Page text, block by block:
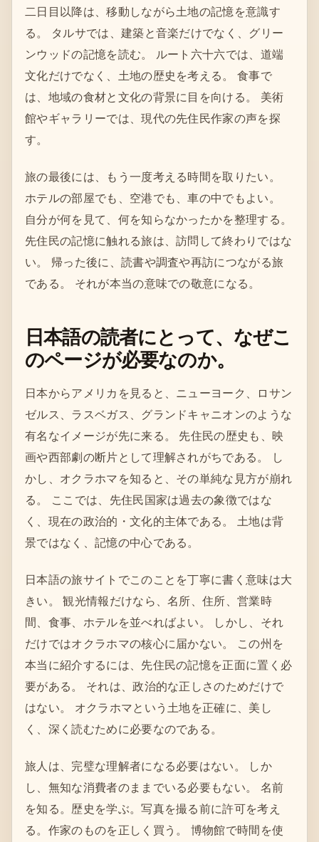
二日目以降は、移動しながら土地の記憶を意識す
る。 タルサでは、建築と音楽だけでなく、グリー
ンウッドの記憶を読む。 ルート六十六では、道端
文化だけでなく、土地の歴史を考える。 食事で
は、地域の食材と文化の背景に目を向ける。 美術
館やギャラリーでは、現代の先住民作家の声を探
す。
旅の最後には、もう一度考える時間を取りたい。
ホテルの部屋でも、空港でも、車の中でもよい。
自分が何を見て、何を知らなかったかを整理する。
先住民の記憶に触れる旅は、訪問して終わりではな
い。 帰った後に、読書や調査や再訪につながる旅
である。 それが本当の意味での敬意になる。
日本語の読者にとって、なぜこ
のページが必要なのか。
日本からアメリカを見ると、ニューヨーク、ロサン
ゼルス、ラスベガス、グランドキャニオンのような
有名なイメージが先に来る。 先住民の歴史も、映
画や西部劇の断片として理解されがちである。 し
かし、オクラホマを知ると、その単純な見方が崩れ
る。 ここでは、先住民国家は過去の象徴ではな
く、現在の政治的・文化的主体である。 土地は背
景ではなく、記憶の中心である。
日本語の旅サイトでこのことを丁寧に書く意味は大
きい。 観光情報だけなら、名所、住所、営業時
間、食事、ホテルを並べればよい。 しかし、それ
だけではオクラホマの核心に届かない。 この州を
本当に紹介するには、先住民の記憶を正面に置く必
要がある。 それは、政治的な正しさのためだけで
はない。 オクラホマという土地を正確に、美し
く、深く読むために必要なのである。
旅人は、完璧な理解者になる必要はない。 しか
し、無知な消費者のままでいる必要もない。 名前
を知る。歴史を学ぶ。写真を撮る前に許可を考え
る。作家のものを正しく買う。 博物館で時間を使